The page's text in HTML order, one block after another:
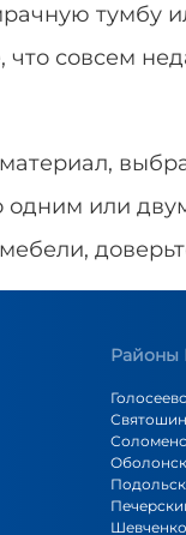
тумбу
совсем
или
Районы